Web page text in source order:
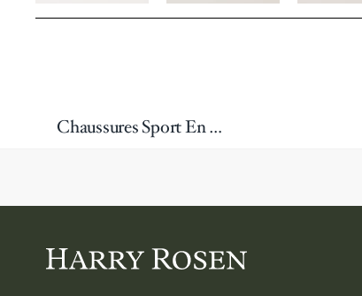
Chaussures Sport En Cuir Nappa Elton